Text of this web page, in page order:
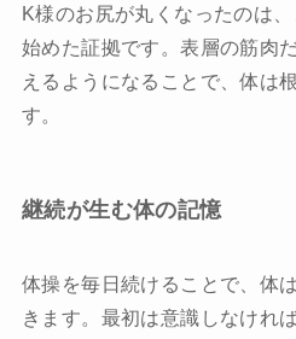
K様のお尻が丸くなったのは
始めた証拠です。表層の筋肉
えるようになることで、体は
す。
継続が生む体の記憶
体操を毎日続けることで、体
きます。最初は意識しなけれ